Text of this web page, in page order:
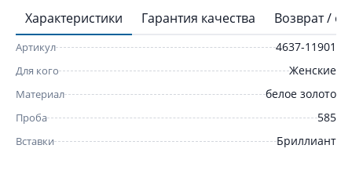
Характеристики Гарантия качества Возврат /
Артикул 4637-11901
Для кого Женские
Материал белое золото
Проба 585
Вставки Бриллиант